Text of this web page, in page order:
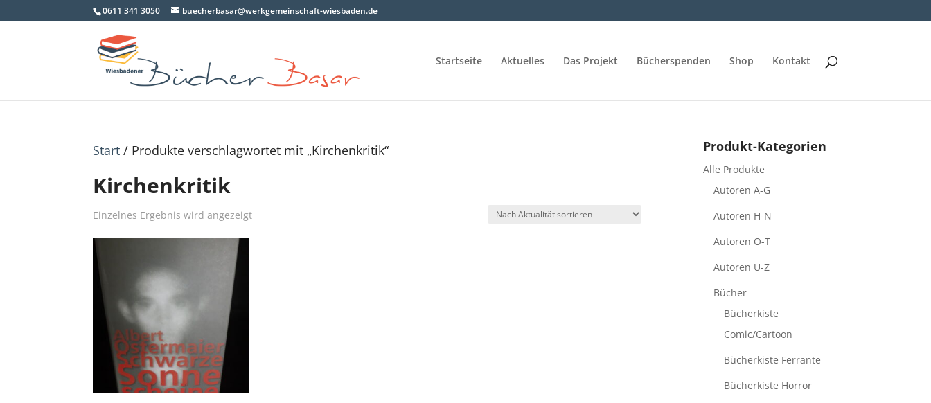
0611 341 3050 buecherbasar@werkgemeinschaft-wiesbaden.de
Startseite Aktuelles Das Projekt Bücherspenden Shop Kontakt
Start / Produkte verschlagwortet mit „Kirchenkritik“
Kirchenkritik
Einzelnes Ergebnis wird angezeigt
Produkt-Kategorien
Alle Produkte
Autoren A-G
Autoren H-N
Autoren O-T
Autoren U-Z
Bücher
Bücherkiste
Comic/Cartoon
Bücherkiste Ferrante
Bücherkiste Horror